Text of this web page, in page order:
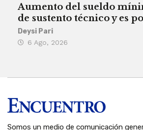
Aumento del sueldo
de sustento técnico y es
Deysi Pari
6 Ago, 2026
Somos un medio de comunicación